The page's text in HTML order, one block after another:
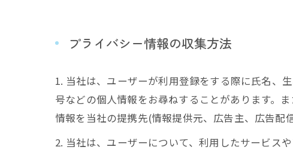
プライバシー情報の収集方法
1. 当社は、ユーザーが利用登録をする際に氏名、
号などの個人情報をお尋ねすることがあります。
情報を当社の提携先(情報提供元、広告主、広告配
2. 当社は、ユーザーについて、利用したサービス